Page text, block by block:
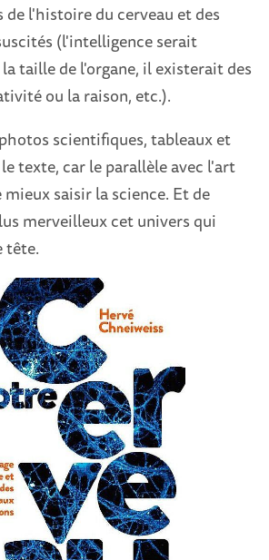
de l'histoire du cerveau et des
(l'intelligence serait
taille de l'organe, il existerait des
ou la raison, etc.).
scientifiques, tableaux et
texte, car le parallèle avec l'art
saisir la science. Et de
merveilleux cet univers qui
tête.